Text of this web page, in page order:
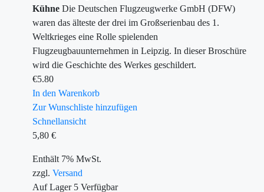
Kühne Die Deutschen Flugzeugwerke GmbH (DFW)
waren das älteste der drei im Großserienbau des 1.
Weltkrieges eine Rolle spielenden
Flugzeugbauunternehmen in Leipzig. In dieser Broschüre
wird die Geschichte des Werkes geschildert.
€5.80
In den Warenkorb
Zur Wunschliste hinzufügen
Schnellansicht
5,80 €
Enthält 7% MwSt.
zzgl. Versand
Auf Lager5 Verfügbar